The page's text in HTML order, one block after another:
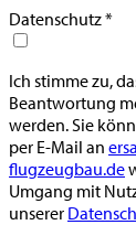
Datenschutz*
Ich stimme zu,
Beantwortung
werden. Sie
per E-Mail an
flugzeugbau.de
Umgang mit
unserer